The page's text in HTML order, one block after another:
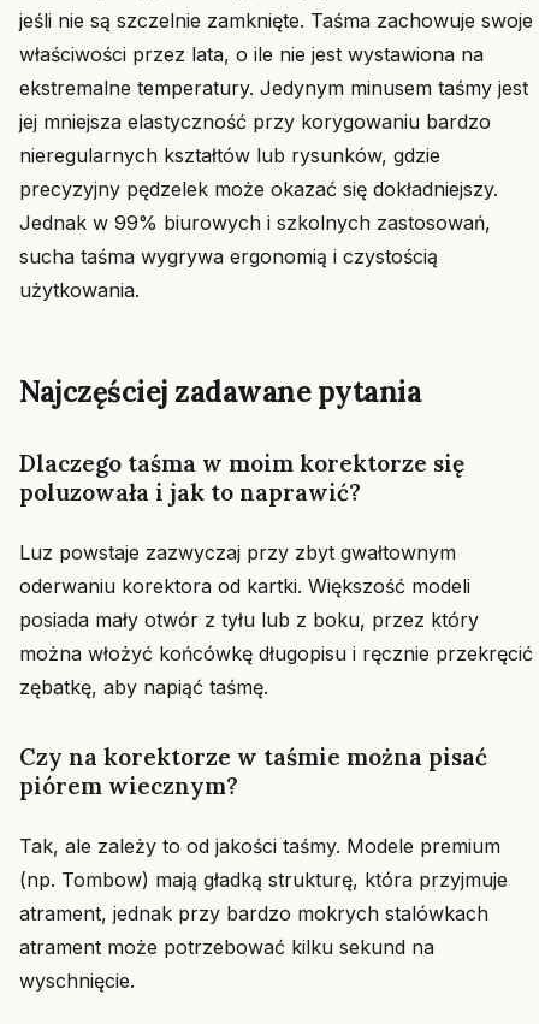
jeśli nie są szczelnie zamknięte. Taśma zachowuje swoje
właściwości przez lata, o ile nie jest wystawiona na
ekstremalne temperatury. Jedynym minusem taśmy jest
jej mniejsza elastyczność przy korygowaniu bardzo
nieregularnych kształtów lub rysunków, gdzie
precyzyjny pędzelek może okazać się dokładniejszy.
Jednak w 99% biurowych i szkolnych zastosowań,
sucha taśma wygrywa ergonomią i czystością
użytkowania.
Najczęściej zadawane pytania
Dlaczego taśma w moim korektorze się
poluzowała i jak to naprawić?
Luz powstaje zazwyczaj przy zbyt gwałtownym
oderwaniu korektora od kartki. Większość modeli
posiada mały otwór z tyłu lub z boku, przez który
można włożyć końcówkę długopisu i ręcznie przekręcić
zębatkę, aby napiąć taśmę.
Czy na korektorze w taśmie można pisać
piórem wiecznym?
Tak, ale zależy to od jakości taśmy. Modele premium
(np. Tombow) mają gładką strukturę, która przyjmuje
atrament, jednak przy bardzo mokrych stalówkach
atrament może potrzebować kilku sekund na
wyschnięcie.